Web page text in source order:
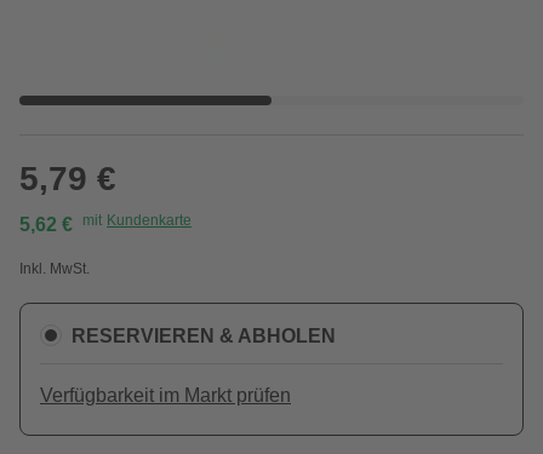
5,79 €
5,62 € mit Kundenkarte
Inkl. MwSt.
RESERVIEREN & ABHOLEN
Verfügbarkeit im Markt prüfen